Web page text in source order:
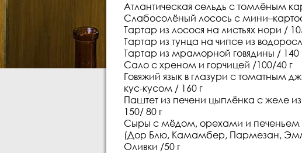
Атлантическая сельдь с томлёным
Слабосолёный лосось с
Тартар из лосося на листьях нори /
Тартар из тунца на чипсе из
Тартар из мраморной говядины / 140
Сало с хреном и горчицей /100/40 г
Говяжий язык в глазури с
кус-кусом / 160 г
Паштет из печени цыплёнка с желе
150/ 80 г
Сыры с мёдом, орехами и печеньем
(Дор Блю, Камамбер, Пармезан,
Оливки /50 г